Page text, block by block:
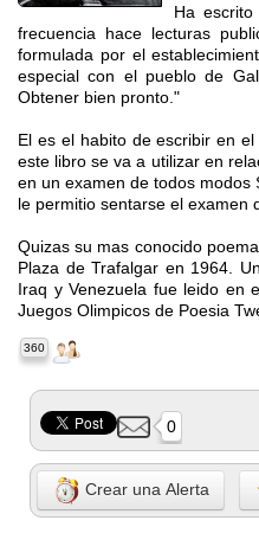
Ha
frecuencia hace lecturas
formulada por el
especial con el pueblo de
Obtener bien pronto."
El es el habito de escribir en
este libro se va a utilizar en
en un examen de todos modos
le permitio sentarse el examen
Quizas su mas conocido
Plaza de Trafalgar en 1964.
Iraq y Venezuela fue leido en
Juegos Olimpicos de Poesia
360
0
Crear una Alerta